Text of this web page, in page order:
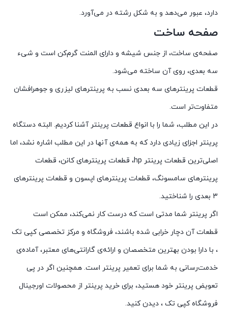
دارد، عبور می‌دهد و به شکل رشته در می‌آورد.
صفحه ساخت
صفحه‌ی ساخت، از جنس شیشه و دارای المنت گرم‌کن است و شیء
سه بعدی، روی آن ساخته می‌شود.
قطعات پرینترهای سه بعدی نسب به پرینترهای لیزری و جوهرافشان
متفاوت‌تر است.
در این مطلب، شما را با انواع قطعات پرینتر آشنا کردیم. البته دستگاه
پرینتر اجزای زیادی دارد که به همه‌ی آنها در این مطلب اشاره نشد، اما
اصلی‌ترین قطعات پرینتر hp، قطعات پرینترهای کانن، قطعات
پرینترهای سامسونگ، قطعات پرینترهای اپسون و قطعات پرینترهای
3 بعدی را شناختید.
اگر پرینتر شما مدتی است که درست کار نمی‌کند، ممکن است
قطعات آن دچار خرابی شده باشند، فروشگاه و مرکز تخصصی کپی تک
، با دارا بودن بهترین متخصصان و ارائه‌ی گارانتی‌های معتبر، آماده‌ی
خدمت‌رسانی به شما برای تعمیر پرینتر است. همچنین اگر در پی
تعویض پرینتر خود هستید، برای خرید پرینتر از محصولات اورجینال
فروشگاه کپی تک ، دیدن کنید.